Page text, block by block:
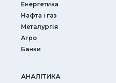
Енергетика
Нафта і газ
Металургія
Агро
Банки
АНАЛIТИКА